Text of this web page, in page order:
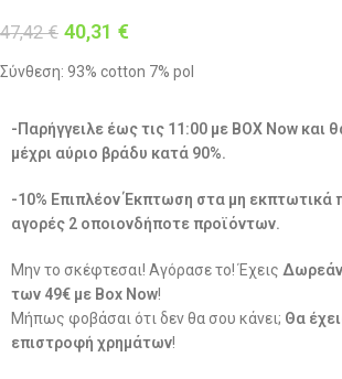
47,42€ 40,31 €
Σύνθεση: 93% cotton 7% pol
-Παρήγγειλε έως τις 11:00 με BOX Now και
μέχρι αύριο βράδυ κατά 90%.
-10% Επιπλέον Έκπτωση στα μη εκπτωτικά
αγορές 2 οποιονδήποτε προϊόντων.
Μην το σκέφτεσαι! Αγόρασε το! Έχεις
των 49€ με Box Now!
Μήπως φοβάσαι ότι δεν θα σου κάνει; Θα
επιστροφή χρημάτων!